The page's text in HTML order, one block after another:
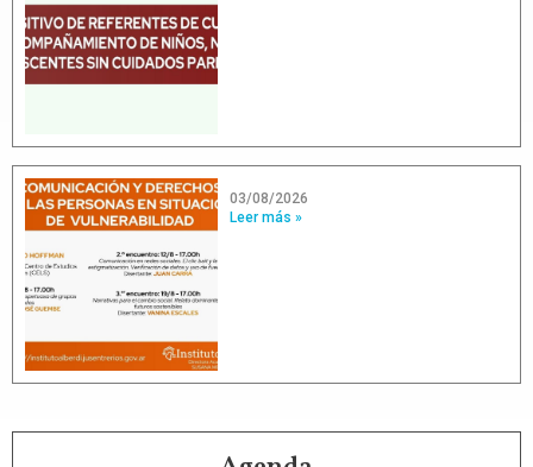
03/08/2026
Leer más »